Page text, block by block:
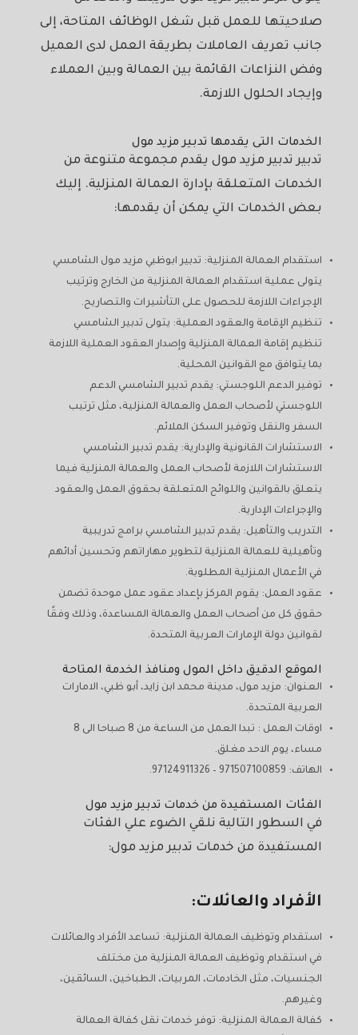
صلاحيتها للعمل قبل شغل الوظائف المتاحة، إلى
جانب تعريف العاملات بطريقة العمل لدى العميل
وفض النزاعات القائمة بين العمالة وبين العملاء
وإيجاد الحلول اللازمة.
الخدمات التى يقدمها تدبير مزيد مول
تدبير تدبير مزيد مول يقدم مجموعة متنوعة من
الخدمات المتعلقة بإدارة العمالة المنزلية. إليك
بعض الخدمات التي يمكن أن يقدمها:
استقدام العمالة المنزلية: تدبير ابوظبي مزيد مول الشامسي
يتولى عملية استقدام العمالة المنزلية من الخارج وترتيب
الإجراءات اللازمة للحصول على التأشيرات والتصاريح.
تنظيم الإقامة والعقود العملية: يتولى تدبير الشامسي
تنظيم إقامة العمالة المنزلية وإصدار العقود العملية اللازمة
بما يتوافق مع القوانين المحلية.
توفير الدعم اللوجستي: يقدم تدبير الشامسي الدعم
اللوجستي لأصحاب العمل والعمالة المنزلية، مثل ترتيب
السفر والنقل وتوفير السكن الملائم.
الاستشارات القانونية والإدارية: يقدم تدبير الشامسي
الاستشارات اللازمة لأصحاب العمل والعمالة المنزلية فيما
يتعلق بالقوانين واللوائح المتعلقة بحقوق العمل والعقود
والإجراءات الإدارية.
التدريب والتأهيل: يقدم تدبير الشامسي برامج تدريبية
وتأهيلية للعمالة المنزلية لتطوير مهاراتهم وتحسين أدائهم
في الأعمال المنزلية المطلوبة.
عقود العمل: يقوم المركز بإعداد عقود عمل موحدة تضمن
حقوق كل من أصحاب العمل والعمالة المساعدة، وذلك وفقًا
لقوانين دولة الإمارات العربية المتحدة.
الموقع الدقيق داخل المول ومنافذ الخدمة المتاحة
العنوان: مزيد مول، مدينة محمد ابن زايد، أبو ظبي، الامارات
العربية المتحدة.
اوقات العمل : تبدا العمل من الساعة من 8 صباحا الى 8
مساء، يوم الاحد مغلق.
الهاتف: 971507100859 – 97124911326.
الفئات المستفيدة من خدمات تدبير مزيد مول
في السطور التالية نلقي الضوء علي الفئات
المستفيدة من خدمات تدبير مزيد مول:
الأفراد والعائلات:
استقدام وتوظيف العمالة المنزلية: تساعد الأفراد والعائلات
في استقدام وتوظيف العمالة المنزلية من مختلف
الجنسيات، مثل الخادمات، المربيات، الطباخين، السائقين،
وغيرهم.
كفالة العمالة المنزلية: توفر خدمات نقل كفالة العمالة